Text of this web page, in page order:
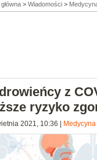
> Wiadomości >
z
ryzyko
2021, 10:36 Medycyna